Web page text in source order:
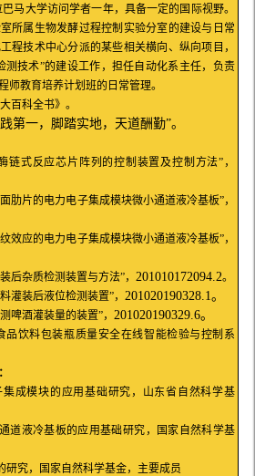
马大学访问学者一年，具备一定的国际视野。
所属生物发酵过程控制实验分室的建设与日常
程技术中心分派的某些相关横向、纵向项目，
测技术”的建设工作，担任自动化系主任，负责
师教育培养计划班的日常管理。
百科全书》。
第一，脚踏实地，天道酬勤”。
链式反应芯片阵列的控制装置及控制方法”，
肋片的电力电子集成模块微小通道液冷基板”，
效应的电力电子集成模块微小通道液冷基板”，
后杂质检测装置与方法”， 201010172094.2。
灌装后液位检测装置”， 201020190328.1。
啤酒灌装量的装置”， 201020190329.6。
品饮料包装瓶质量安全在线智能检验与控制系
成模块的应用基础研究 ，山东省自然科学基
道液冷基板的应用基础研究，国家自然科学基
研究，国家自然科学基金，主要成员